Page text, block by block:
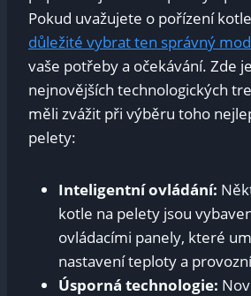
Pokud uvažujete o pořízení
důležité vybrat ten správný
vaše potřeby a očekávání. Zde
nejnovějších technologických
měli zvážit při výběru toho
pelety:
Inteligentní ovládání:
kotle na pelety jsou
ovládacími panely, které
nastavení teploty a
Úsporná technologie: